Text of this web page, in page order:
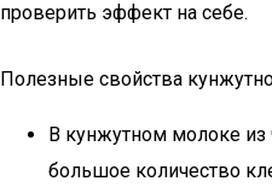
проверить эффект на себе.
Полезные свойства
В кунжутном молоке
большое количество